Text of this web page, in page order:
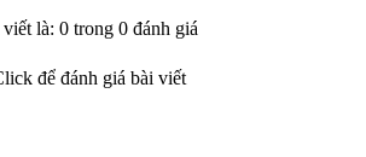
là: 0 trong 0 đánh giá
để đánh giá bài viết